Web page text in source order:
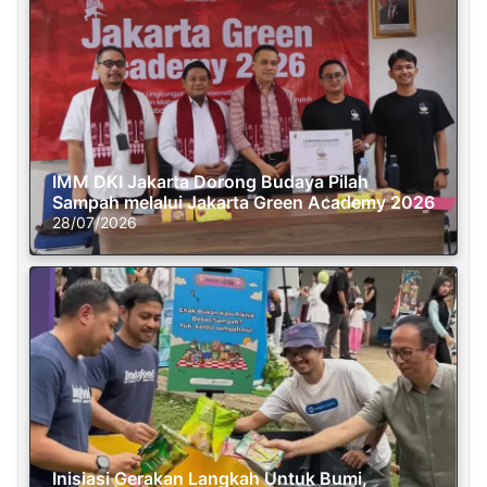
IMM DKI Jakarta Dorong Budaya Pilah
Sampah melalui Jakarta Green Academy 2026
28/07/2026
Inisiasi Gerakan Langkah Untuk Bumi,